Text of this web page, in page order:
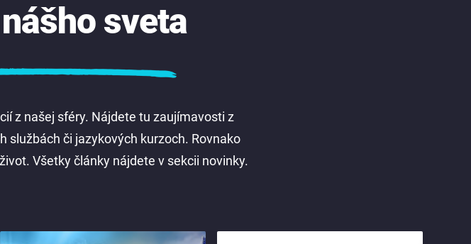
sveta
z našej sféry. Nájdete tu zaujímavosti z
službách či jazykových kurzoch. Rovnako
Všetky články nájdete v sekcii novinky.